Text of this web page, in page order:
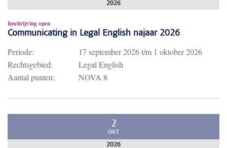
2026
Inschrijving open
Communicating in Legal English najaar 2026
Periode: 17 september 2026t/m 1 oktober 2026
Rechtsgebied:
Legal English
Aantal punten:
NOVA 8
2
OKT
2026